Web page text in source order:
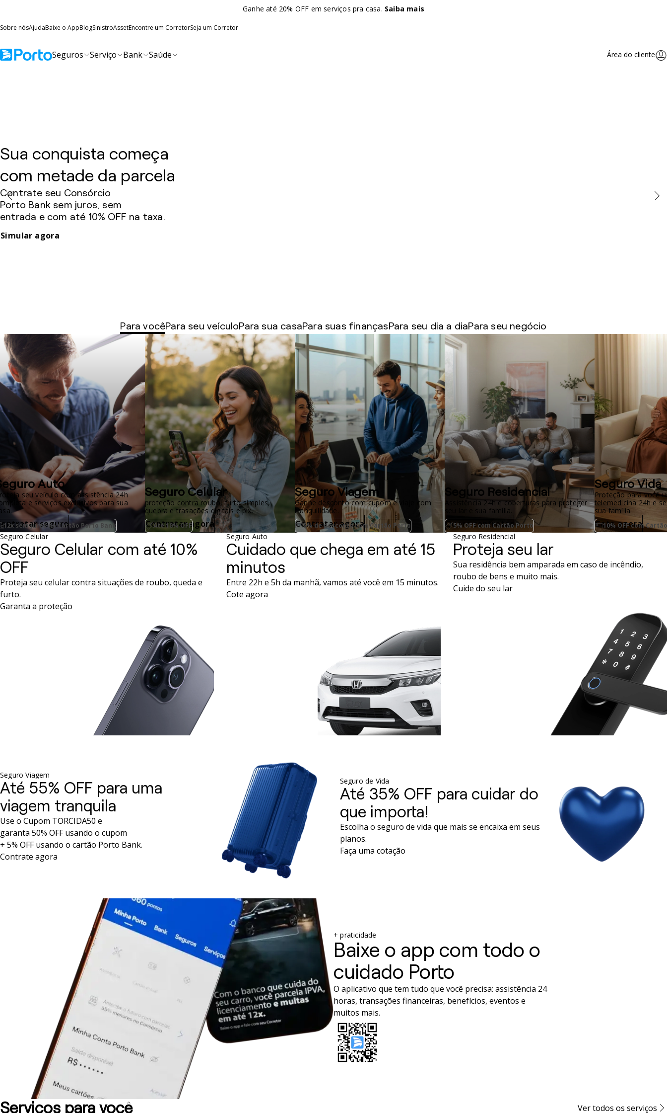
Sobre nósAjudaBaixe o AppBlogSinistroAssetEncontre um CorretorSeja um Corretor
Seguros Serviço Bank Saúde Área do cliente
Ganhe até 20% OFF em serviços pra casa. Saiba mais
Sua conquista começa
com metade da parcela
Contrate seu Consórcio
Porto Bank sem juros, sem
entrada e com até 10% OFF na taxa.
Simular agora
Para vocêPara seu veículoPara sua casaPara suas finançasPara seu dia a diaPara seu negócio
12x sem juros no Cartão Porto Bank
Auto
seu veículo com assistência 24h
e serviços exclusivos para sua
seguro Até 10% OFF
Seguro Celular
proteção contra roubo, furto simples,
quebra e trasações digitais e pix.
Contratar agora 5% de desconto com Cartão Porto
Seguro Viagem
Ganhe desconto com cupom e viaje com
tranquilidade.
Contratar agora 5% OFF com Cartão Porto
Seguro Residencial
Assistência 24h e coberturas para proteger
seu lar e sua família.
Quero contratar 10% OFF com
Seguro Vida
Proteção para você
telemedicina 24h e
sua família.
Cote agora
Seguro Celular
Seguro Celular com até 10%
OFF
Proteja seu celular contra situações de roubo, queda e
furto.
Garanta a proteção
Seguro Auto
Cuidado que chega em até 15
minutos
Entre 22h e 5h da manhã, vamos até você em 15 minutos.
Cote agora
Seguro Residencial
Proteja seu lar
Sua residência bem amparada em caso de incêndio,
roubo de bens e muito mais.
Cuide do seu lar
Seguro Viagem
Até 55% OFF para uma
viagem tranquila
Use o Cupom TORCIDA50 e
garanta 50% OFF usando o cupom
+ 5% OFF usando o cartão Porto Bank.
Contrate agora
Seguro de Vida
Até 35% OFF para cuidar do
que importa!
Escolha o seguro de vida que mais se encaixa em seus
planos.
Faça uma cotação
+ praticidade
Baixe o app com todo o
cuidado Porto
O aplicativo que tem tudo que você precisa: assistência 24
horas, transações financeiras, benefícios, eventos e
muitos mais.
Serviços para você Ver todos os serviços